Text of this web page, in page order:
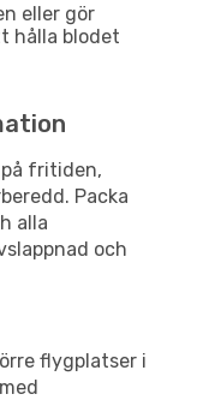
eller gör
hålla blodet
fritiden,
Packa
alla
och
flygplatser i